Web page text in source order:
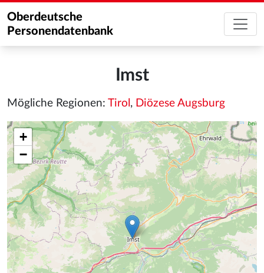
Oberdeutsche
Personendatenbank
Imst
Mögliche Regionen: Tirol , Diözese Augsburg
+
−